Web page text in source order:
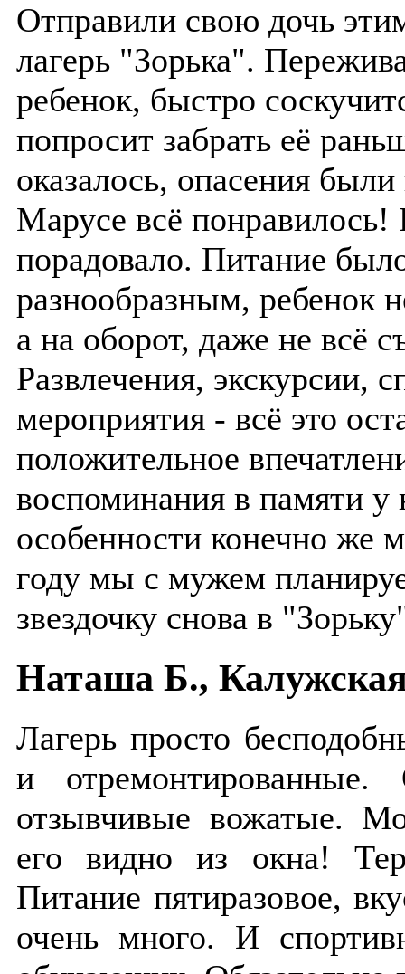
Отправили свою дочь
лагерь "Зорька".
ребенок, быстро
попросит забрать её
оказалось, опасения
Марусе всё понравилось!
порадовало. Питание
разнообразным, ребенок
а на оборот, даже не всё
Развлечения, экскурсии,
мероприятия - всё это
положительное
воспоминания в памяти
особенности конечно
году мы с мужем
звездочку снова в
Наташа Б.,
Лагерь просто
и
отзывчивые вожатые.
его видно из окна!
Питание пятиразовое,
очень много. И